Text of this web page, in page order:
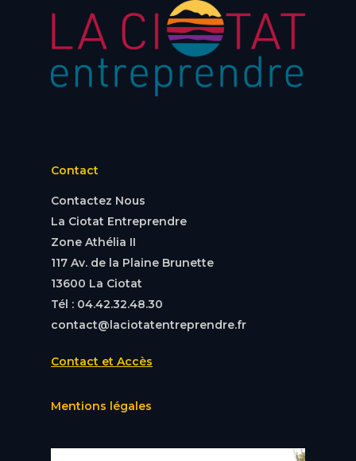
Contact
Contactez Nous
La Ciotat Entreprendre
Zone Athélia II
117 Av. de la Plaine Brunette
13600 La Ciotat
Tél : 04.42.32.48.30
contact@laciotatentreprendre.fr
Contact et Accès
Mentions légales